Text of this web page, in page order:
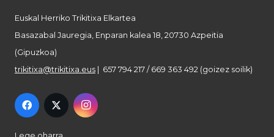
Euskal Herriko Trikitixa Elkartea
Basazabal Jauregia, Enparan kalea 18, 20730 Azpeitia
(Gipuzkoa)
trikitixa@trikitixa.eus | 657 794 217 / 669 363 492 (goizez soilik)